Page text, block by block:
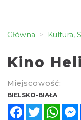
Główna Kultura,
Kino
Miejscowość:
BIELSKO-BIAŁA
FacebookTwitter